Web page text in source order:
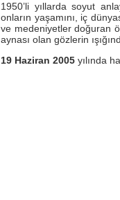
1950’li yıllarda soyut
onların yaşamını, iç
ve medeniyetler doğuran
aynası olan gözlerin
19 Haziran 2005 yılında